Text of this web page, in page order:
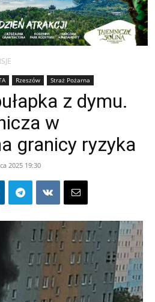
Rzeszów Straż Pożarna
z dymu.
w
granicy ryzyka
2025 19:30